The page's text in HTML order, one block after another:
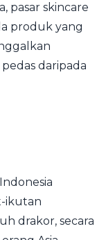
pasar skincare
produk yang
daripada
ikutan
drakor, secara